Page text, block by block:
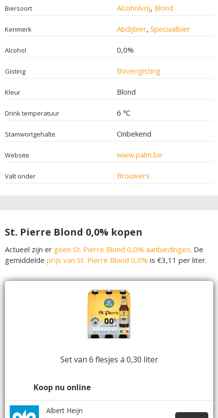
Biersoort Alcoholvrij, Blond
Kenmerk Abdijbier, Speciaalbier
Alcohol 0,0%
Gisting Bovengisting
Kleur Blond
Drink temperatuur 6 ℃
Stamwortgehalte Onbekend
Website www.palm.be
Valt onder Brouwers
St. Pierre Blond 0,0% kopen
Actueel zijn er geen St. Pierre Blond 0,0% aanbiedingen. De
gemiddelde prijs van St. Pierre Blond 0,0% is €3,11 per liter.
Set van 6 flesjes á 0,30 liter
Koop nu online
Albert Heijn